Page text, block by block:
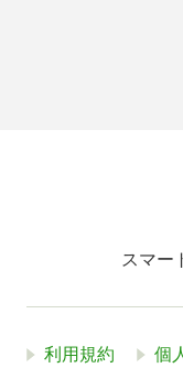
スマー
利用規約 個